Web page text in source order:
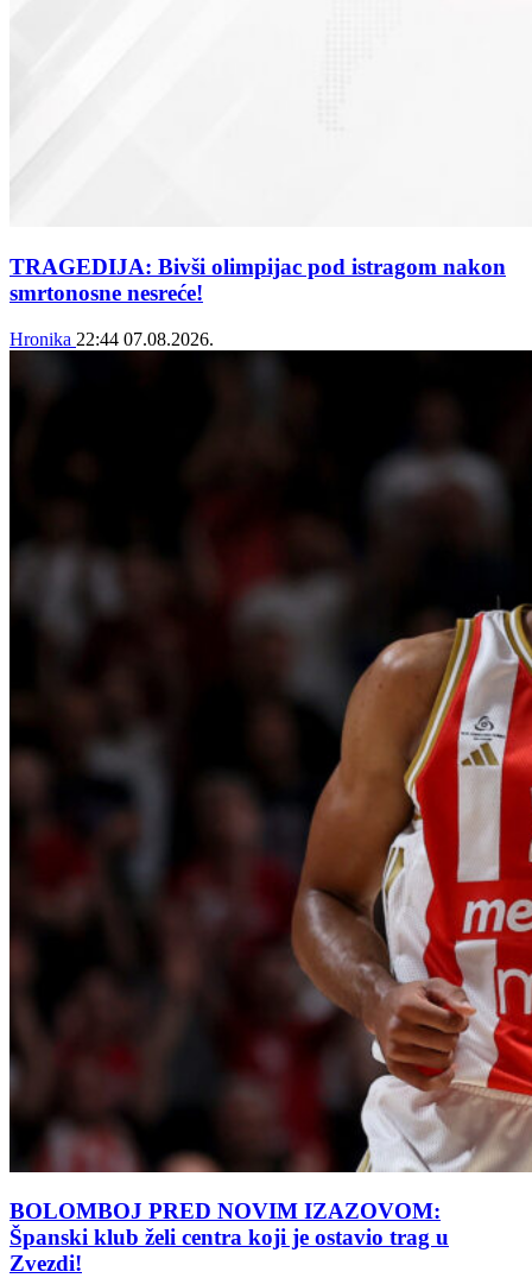
TRAGEDIJA: Bivši olimpijac pod istragom nakon
smrtonosne nesreće!
Hronika 22:44 07.08.2026.
BOLOMBOJ PRED NOVIM IZAZOVOM:
Španski klub želi centra koji je ostavio trag u
Zvezdi!